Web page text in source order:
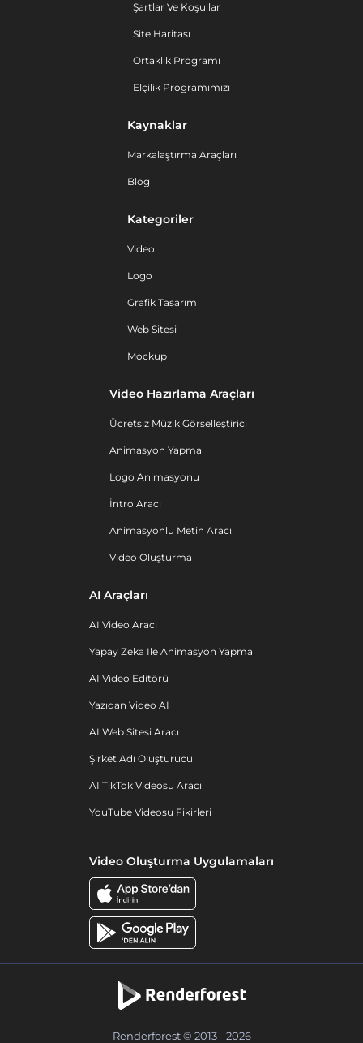
Şartlar Ve Koşullar
Site Haritası
Ortaklık Programı
Elçilik Programımızı
Kaynaklar
Markalaştırma Araçları
Blog
Kategoriler
Video
Logo
Grafik Tasarım
Web Sitesi
Mockup
Video Hazırlama Araçları
Ücretsiz Müzik Görselleştirici
Animasyon Yapma
Logo Animasyonu
İntro Aracı
Animasyonlu Metin Aracı
Video Oluşturma
AI Araçları
AI Video Aracı
Yapay Zeka Ile Animasyon Yapma
AI Video Editörü
Yazıdan Video AI
AI Web Sitesi Aracı
Şirket Adı Oluşturucu
AI TikTok Videosu Aracı
YouTube Videosu Fikirleri
Video Oluşturma Uygulamaları
Renderforest © 2013 - 2026